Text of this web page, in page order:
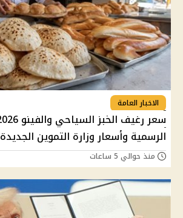
الاخبار العامة
الرسمية وأسعار وزارة التموين الجديدة
منذ حوالي 5 ساعات